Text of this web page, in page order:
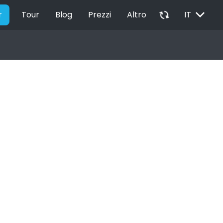
Tour Blog Prezzi Altro autorenew IT EXPAND_MORE